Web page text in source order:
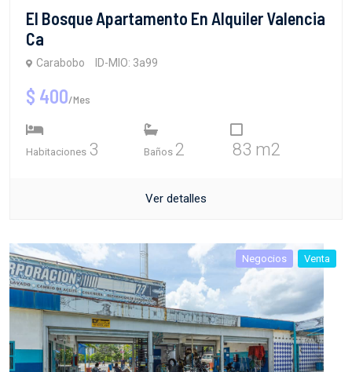
El Bosque Apartamento En Alquiler Valencia
Ca
Carabobo ID-MIO: 3a99
$ 400/Mes
Habitaciones 3 Baños 2 83 m2
Ver detalles
Negocios Venta